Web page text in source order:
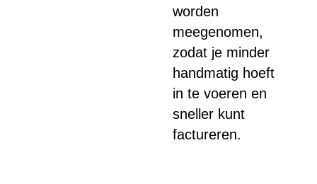
worden
meegenomen,
zodat je minder
handmatig hoeft
in te voeren en
sneller kunt
factureren.